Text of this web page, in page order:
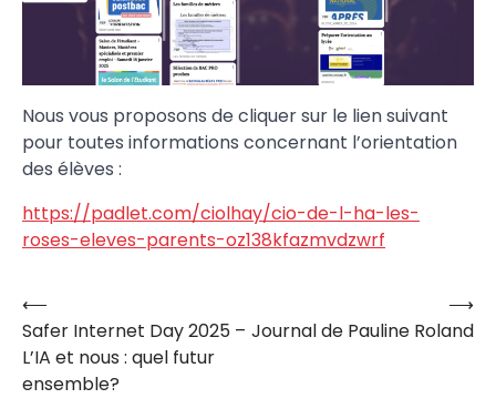
Nous vous proposons de cliquer sur le lien suivant
pour toutes informations concernant l’orientation
des élèves :
https://padlet.com/ciolhay/cio-de-l-ha-les-
roses-eleves-parents-oz138kfazmvdzwrf
Navigation
de
l’article
⟵
Safer Internet Day 2025 –
L’IA et nous : quel futur
ensemble?
Journal de Pauline Roland
⟶